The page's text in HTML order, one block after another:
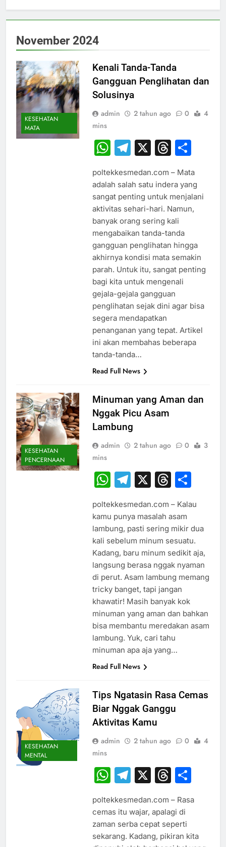
November 2024
KESEHATAN
MATA
Kenali Tanda-Tanda
Gangguan Penglihatan dan
Solusinya
admin 2 tahun ago 0
4
mins
WhatsApp
Telegram
X
poltekkesmedan.com – Mata
adalah salah satu indera yang
sangat penting untuk menjalani
aktivitas sehari-hari. Namun,
banyak orang sering kali
mengabaikan tanda-tanda
gangguan penglihatan hingga
akhirnya kondisi mata semakin
parah. Untuk itu, sangat penting
bagi kita untuk mengenali
gejala-gejala gangguan
penglihatan sejak dini agar bisa
segera mendapatkan
penanganan yang tepat. Artikel
ini akan membahas beberapa
tanda-tanda…
Read Full News
KESEHATAN
PENCERNAAN
Minuman yang Aman dan
Nggak Picu Asam
Lambung
admin 2 tahun ago 0
3
mins
WhatsApp
Telegram
X
poltekkesmedan.com – Kalau
kamu punya masalah asam
lambung, pasti sering mikir dua
kali sebelum minum sesuatu.
Kadang, baru minum sedikit aja,
langsung berasa nggak nyaman
di perut. Asam lambung memang
tricky banget, tapi jangan
khawatir! Masih banyak kok
minuman yang aman dan bahkan
bisa membantu meredakan asam
lambung. Yuk, cari tahu
minuman apa aja yang…
Read Full News
KESEHATAN
MENTAL
Tips Ngatasin Rasa Cemas
Biar Nggak Ganggu
Aktivitas Kamu
admin 2 tahun ago 0
4
mins
WhatsApp
Telegram
X
poltekkesmedan.com – Rasa
cemas itu wajar, apalagi di
zaman serba cepat seperti
sekarang. Kadang, pikiran kita